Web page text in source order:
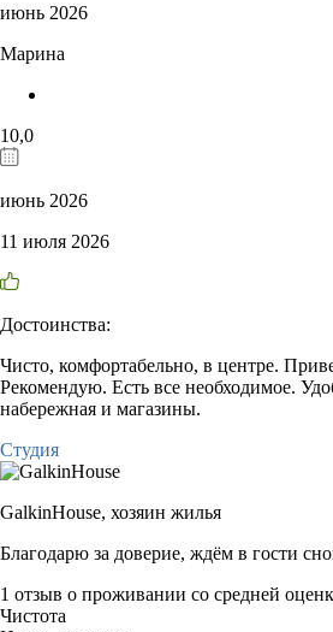
июнь 2026
Марина
10,0
июнь 2026
11 июля 2026
Достоинства:
Чисто, комфортабельно, в центре.
Рекомендую. Есть все необходимое.
набережная и магазины.
Студия
GalkinHouse, хозяин жилья
Благодарю за доверие, ждём в гости
1 отзыв о проживании со средней
Чистота